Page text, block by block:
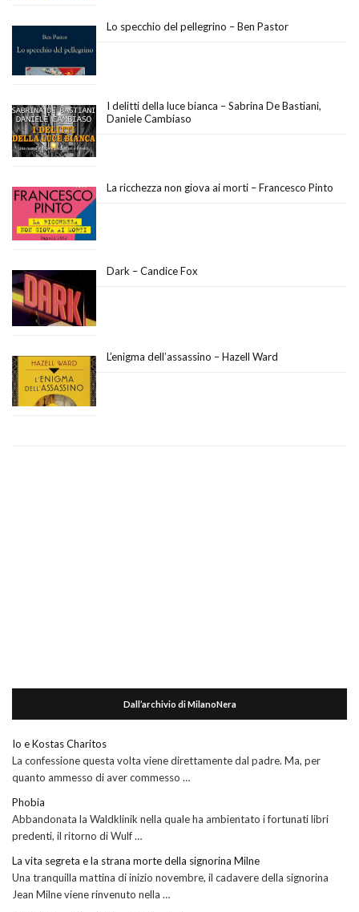
Lo specchio del pellegrino – Ben Pastor
I delitti della luce bianca – Sabrina De Bastiani,
Daniele Cambiaso
La ricchezza non giova ai morti – Francesco Pinto
Dark – Candice Fox
L’enigma dell’assassino – Hazell Ward
Dall’archivio di MilanoNera
Io e Kostas Charitos
La confessione questa volta viene direttamente dal padre. Ma, per
quanto ammesso di aver commesso …
Phobia
Abbandonata la Waldklinik nella quale ha ambientato i fortunati libri
predenti, il ritorno di Wulf …
La vita segreta e la strana morte della signorina Milne
Una tranquilla mattina di inizio novembre, il cadavere della signorina
Jean Milne viene rinvenuto nella …